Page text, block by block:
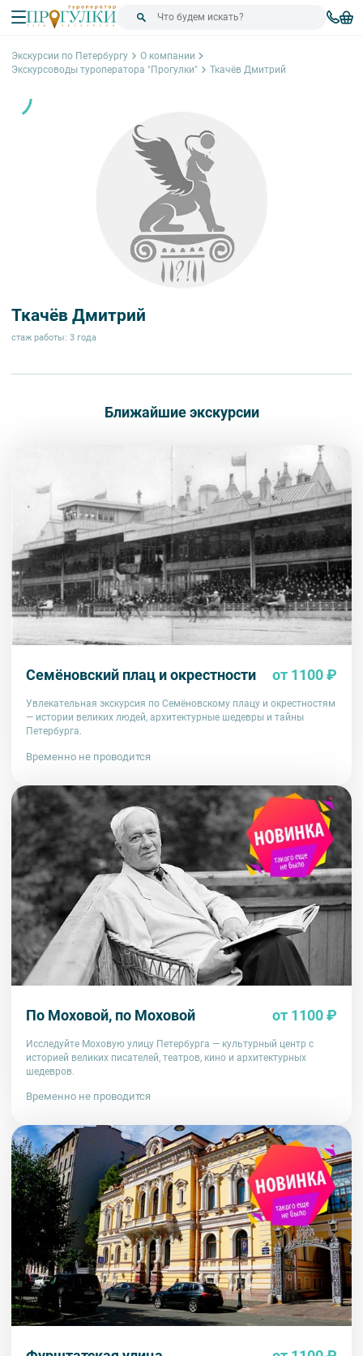
Экскурсии по Петербургу
О компании
Экскурсоводы туроператора "Прогулки"
Ткачёв Дмитрий
Ткачёв Дмитрий
стаж работы: 3 года
Ближайшие экскурсии
Семёновский плац и окрестности от 1100 ₽
Увлекательная экскурсия по Семёновскому плацу и окрестностям
— истории великих людей, архитектурные шедевры и тайны
Петербурга.
Временно не проводится
По Моховой, по Моховой от 1100 ₽
Исследуйте Моховую улицу Петербурга — культурный центр с
историей великих писателей, театров, кино и архитектурных
шедевров.
Временно не проводится